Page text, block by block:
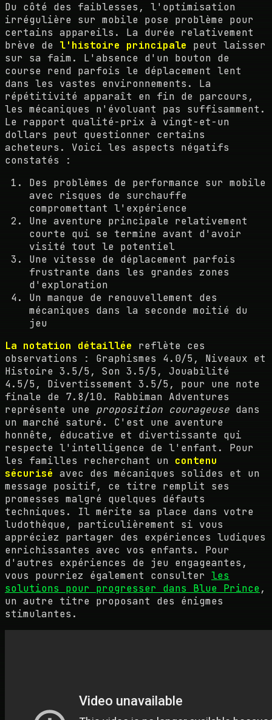
Du côté des faiblesses, l'optimisation
irrégulière sur mobile pose problème pour
certains appareils. La durée relativement
brève de l'histoire principale peut laisser
sur sa faim. L'absence d'un bouton de
course rend parfois le déplacement lent
dans les vastes environnements. La
répétitivité apparaît en fin de parcours,
les mécaniques n'évoluant pas suffisamment.
Le rapport qualité-prix à vingt-et-un
dollars peut questionner certains
acheteurs. Voici les aspects négatifs
constatés :
Des problèmes de performance sur mobile
avec risques de surchauffe
compromettant l'expérience
Une aventure principale relativement
courte qui se termine avant d'avoir
visité tout le potentiel
Une vitesse de déplacement parfois
frustrante dans les grandes zones
d'exploration
Un manque de renouvellement des
mécaniques dans la seconde moitié du
jeu
La notation détaillée reflète ces
observations : Graphismes 4.0/5, Niveaux et
Histoire 3.5/5, Son 3.5/5, Jouabilité
4.5/5, Divertissement 3.5/5, pour une note
finale de 7.8/10. Rabbiman Adventures
représente une proposition courageuse dans
un marché saturé. C'est une aventure
honnête, éducative et divertissante qui
respecte l'intelligence de l'enfant. Pour
les familles recherchant un contenu
sécurisé avec des mécaniques solides et un
message positif, ce titre remplit ses
promesses malgré quelques défauts
techniques. Il mérite sa place dans votre
ludothèque, particulièrement si vous
appréciez partager des expériences ludiques
enrichissantes avec vos enfants. Pour
d'autres expériences de jeu engageantes,
vous pourriez également consulter les
solutions pour progresser dans Blue Prince,
un autre titre proposant des énigmes
stimulantes.